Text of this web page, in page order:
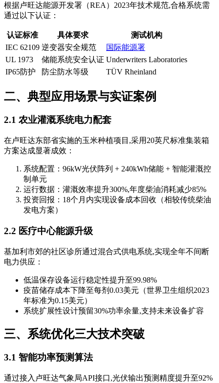
根据卢旺达能源开发署（REA）2023年技术规范,合格系统需
通过以下认证：
认证标准 具体要求
测试机构
IEC 62109 逆变器安全规范
国际能源署
UL 1973
储能系统安全认证 Underwriters Laboratories
IP65防护
防尘防水等级 TÜV Rheinland
二、典型应用场景与实证案例
2.1 农业灌溉系统电力配套
在卢旺达东部省实施的玉米种植项目,采用20英尺标准集装箱
方案达成显著成效：
系统配置：96kW光伏阵列 + 240kWh储能 + 智能灌溉控
制单元
运行数据：灌溉效率提升300%,年度柴油消耗减少85%
投资回报：18个月内实现设备成本回收（相较传统柴油
发电方案）
2.2 医疗中心能源升级
基加利市郊的社区诊所通过混合式供电系统,实现全年不间断
电力供应：
低温保存设备运行稳定性提升至99.98%
疫苗储存成本下降至每剂0.03美元（世界卫生组织2023
年标准为0.15美元）
系统扩展性设计预留30%功率余量,支持未来设备扩容
三、系统优化三大技术突破
3.1 智能功率预测算法
通过接入卢旺达气象局API接口,光伏输出预测精度提升至92%